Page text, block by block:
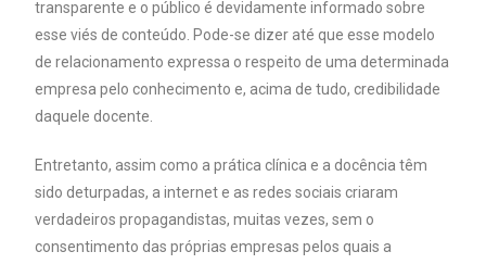
transparente e o público é devidamente informado sobre
esse viés de conteúdo. Pode-se dizer até que esse modelo
de relacionamento expressa o respeito de uma determinada
empresa pelo conhecimento e, acima de tudo, credibilidade
daquele docente.
Entretanto, assim como a prática clínica e a docência têm
sido deturpadas, a internet e as redes sociais criaram
verdadeiros propagandistas, muitas vezes, sem o
consentimento das próprias empresas pelos quais a